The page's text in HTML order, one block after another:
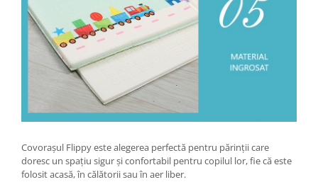
Vibratoare beton
Polizoare electrice
Accesorii polizoare electrice de
banc
Accesorii polizoare unghiulare
Adaptoare taiere lant pentru
polizoare unghiulare
Polizoare unghiulare electrice
Slefuitoare pereti electrice
Covorașul Flippy este alegerea perfectă pentru părinții care
doresc un spațiu sigur și confortabil pentru copilul lor, fie că este
folosit acasă, în călătorii sau în aer liber.